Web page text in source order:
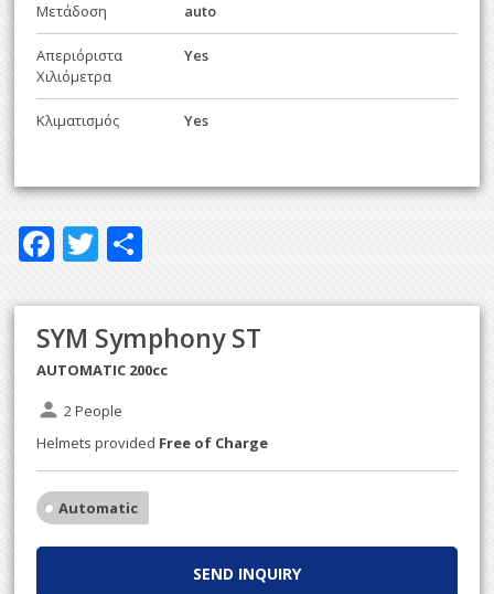
Μετάδοση auto
Απεριόριστα
Χιλιόμετρα
Yes
Κλιματισμός Yes
F
e
b
o
o
k
T
itt
er
ar
e
SYM Symphony ST
AUTOMATIC 200cc
person 2 People
Helmets provided Free of Charge
Automatic
SEND INQUIRY